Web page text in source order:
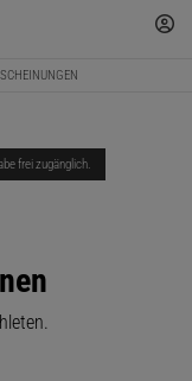
frei zugänglich.